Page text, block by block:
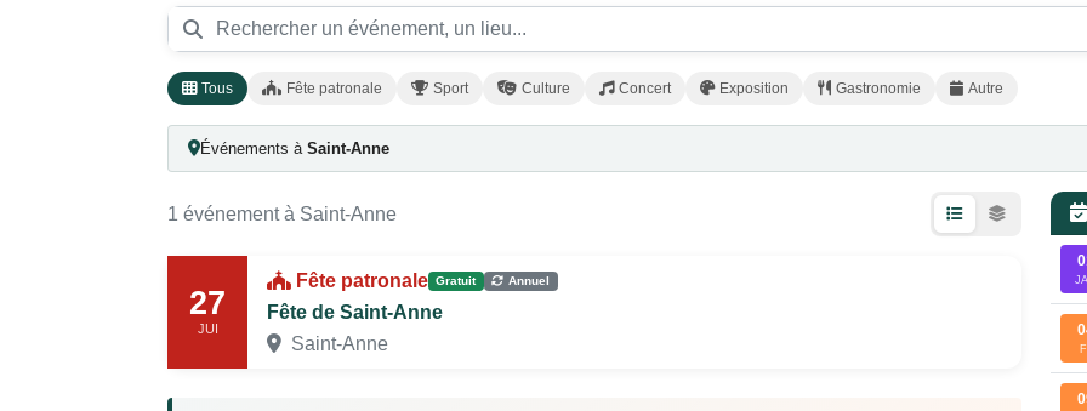
Tous Fête patronale Sport Culture Concert Exposition Gastronomie Autre
Événements à Saint-Anne
1 événement à Saint-Anne
27
JUI
Fête patronale Gratuit Annuel
Fête de Saint-Anne
Saint-Anne